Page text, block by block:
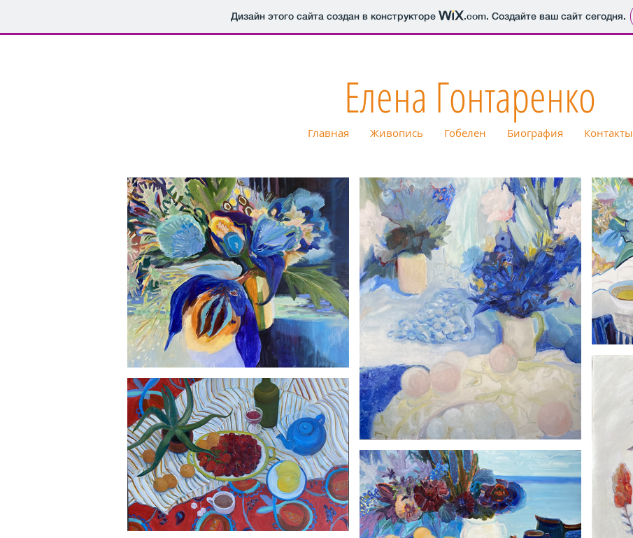
Дизайн этого сайта создан в конструкторе .com. Создайте ваш сайт сегодня.
Елена Гонтаренко
Главная Живопись Гобелен Биография Контакты